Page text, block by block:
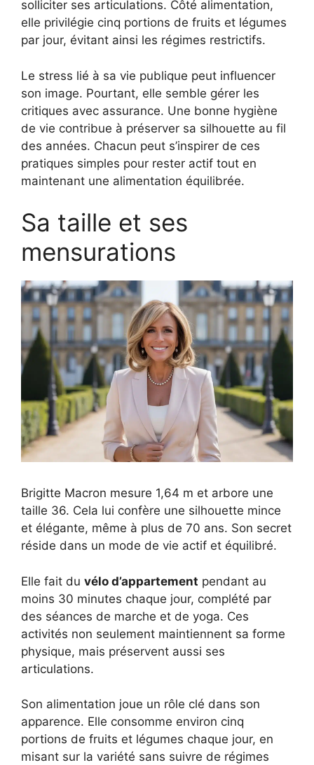
solliciter ses articulations. Côté alimentation,
elle privilégie cinq portions de fruits et légumes
par jour, évitant ainsi les régimes restrictifs.
Le stress lié à sa vie publique peut influencer
son image. Pourtant, elle semble gérer les
critiques avec assurance. Une bonne hygiène
de vie contribue à préserver sa silhouette au fil
des années. Chacun peut s’inspirer de ces
pratiques simples pour rester actif tout en
maintenant une alimentation équilibrée.
Sa taille et ses
mensurations
Brigitte Macron mesure 1,64 m et arbore une
taille 36. Cela lui confère une silhouette mince
et élégante, même à plus de 70 ans. Son secret
réside dans un mode de vie actif et équilibré.
Elle fait du vélo d’appartement pendant au
moins 30 minutes chaque jour, complété par
des séances de marche et de yoga. Ces
activités non seulement maintiennent sa forme
physique, mais préservent aussi ses
articulations.
Son alimentation joue un rôle clé dans son
apparence. Elle consomme environ cinq
portions de fruits et légumes chaque jour, en
misant sur la variété sans suivre de régimes